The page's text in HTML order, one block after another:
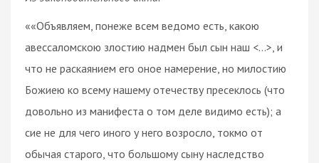
««Объявляем, понеже всем ведомо есть, какою
авессаломскою злостию надмен был сын наш <…>, и
что не раскаянием его оное намерение, но милостию
Божиею ко всему нашему отечеству пресеклось (что
довольно из манифеста о том деле видимо есть); а
сие не для чего иного у него возросло, токмо от
обычая старого, что большому сыну наследство